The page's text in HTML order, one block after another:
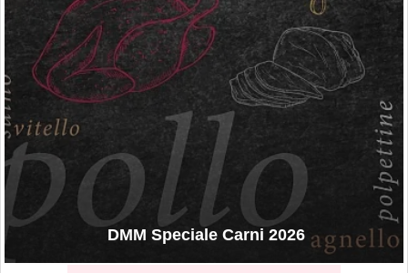
DMM Speciale Carni 2026